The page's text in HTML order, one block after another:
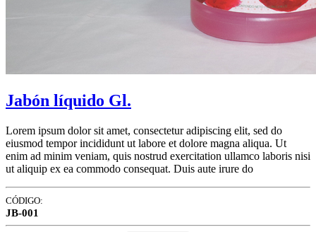
Jabón líquido Gl.
Lorem ipsum dolor sit amet, consectetur adipiscing elit, sed do
eiusmod tempor incididunt ut labore et dolore magna aliqua. Ut
enim ad minim veniam, quis nostrud exercitation ullamco laboris nisi
ut aliquip ex ea commodo consequat. Duis aute irure do
CÓDIGO:
JB-001